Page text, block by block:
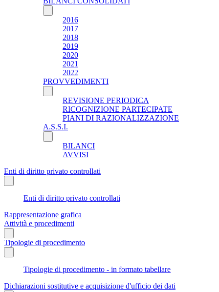
2016
2017
2018
2019
2020
2021
2022
PROVVEDIMENTI
REVISIONE PERIODICA
RICOGNIZIONE PARTECIPATE
PIANI DI RAZIONALIZZAZIONE
A.S.S.I.
BILANCI
AVVISI
Enti di diritto privato controllati
Enti di diritto privato controllati
Rappresentazione grafica
Attività e procedimenti
Tipologie di procedimento
Tipologie di procedimento - in formato tabellare
Dichiarazioni sostitutive e acquisizione d'ufficio dei dati